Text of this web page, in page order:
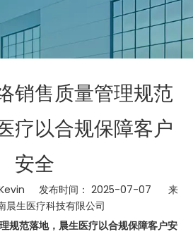
销售质量管理规范
疗以合规保障客户
安全
发布时间： 2025-07-07 来
晨生医疗科技有限公司
规范落地，晨生医疗以合规保障客户安